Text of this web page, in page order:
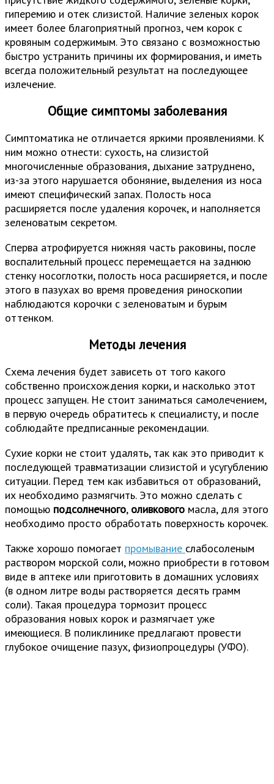
гиперемию и отек слизистой. Наличие зеленых корок
имеет более благоприятный прогноз, чем корок с
кровяным содержимым. Это связано с возможностью
быстро устранить причины их формирования, и иметь
всегда положительный результат на последующее
излечение.
Общие симптомы заболевания
Симптоматика не отличается яркими проявлениями. К
ним можно отнести: сухость, на слизистой
многочисленные образования, дыхание затруднено,
из-за этого нарушается обоняние, выделения из носа
имеют специфический запах. Полость носа
расширяется после удаления корочек, и наполняется
зеленоватым секретом.
Сперва атрофируется нижняя часть раковины, после
воспалительный процесс перемещается на заднюю
стенку носоглотки, полость носа расширяется, и после
этого в пазухах во время проведения риноскопии
наблюдаются корочки с зеленоватым и бурым
оттенком.
Методы лечения
Схема лечения будет зависеть от того какого
собственно происхождения корки, и насколько этот
процесс запущен. Не стоит заниматься самолечением,
в первую очередь обратитесь к специалисту, и после
соблюдайте предписанные рекомендации.
Сухие корки не стоит удалять, так как это приводит к
последующей травматизации слизистой и усугублению
ситуации. Перед тем как избавиться от образований,
их необходимо размягчить. Это можно сделать с
помощью подсолнечного, оливкового масла, для этого
необходимо просто обработать поверхность корочек.
Также хорошо помогает промывание слабосоленым
раствором морской соли, можно приобрести в готовом
виде в аптеке или приготовить в домашних условиях
(в одном литре воды растворяется десять грамм
соли). Такая процедура тормозит процесс
образования новых корок и размягчает уже
имеющиеся. В поликлинике предлагают провести
глубокое очищение пазух, физиопроцедуры (УФО).